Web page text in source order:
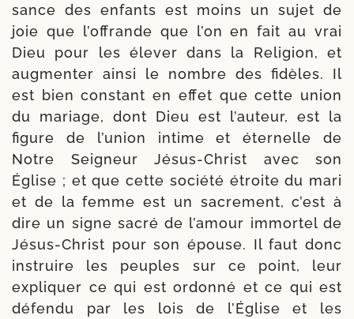
sance des enfants est moins un sujet de
joie que l’of­frande que l’on en fait au vrai
Dieu pour les éle­ver dans la Religion, et
aug­men­ter ain­si le nombre des fidèles. Il
est bien constant en effet que cette union
du mariage, dont Dieu est l’au­teur, est la
figure de l’u­nion intime et éter­nelle de
Notre Seigneur Jésus-​Christ avec son
Église ; et que cette socié­té étroite du mari
et de la femme est un sacre­ment, c’est à
dire un signe sacré de l’a­mour immor­tel de
Jésus-​Christ pour son épouse. Il faut donc
ins­truire les peuples sur ce point, leur
expli­quer ce qui est ordon­né et ce qui est
défen­du par les lois de l’Église et les